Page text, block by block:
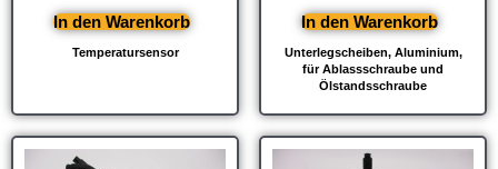
Temperatursensor
In den Warenkorb
Unterlegscheiben, Aluminium,
für Ablassschraube und
Ölstandsschraube
In den Warenkorb